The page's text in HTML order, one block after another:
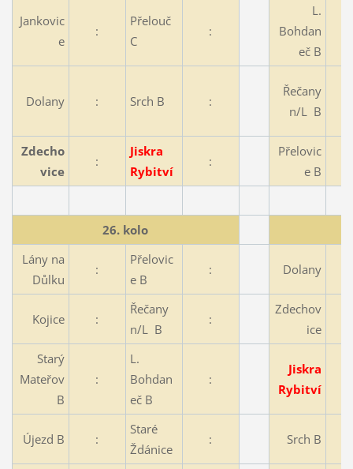
Jankovic
e
:
Přelouč
C
:
L.
Bohdan
eč B
Dolany : Srch B :
Řečany
n/L B
Zdecho
vice
:
Jiskra
Rybitví
:
Přelovic
e B
26. kolo
Lány na
Důlku
:
Přelovic
e B
: Dolany
Kojice :
Řečany
n/L B
:
Zdechov
ice
Starý
Mateřov
B
:
L.
Bohdan
eč B
:
Jiskra
Rybitví
Újezd B :
Staré
Ždánice
: Srch B